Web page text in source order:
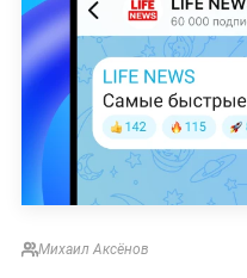
Михаил Аксёнов